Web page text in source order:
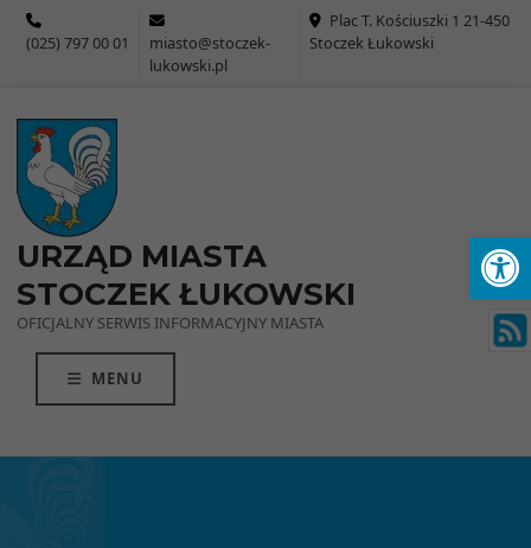
(025) 797 00 01
miasto@stoczek-
lukowski.pl
Plac T. Kościuszki 1 21-450
Stoczek Łukowski
URZĄD MIASTA
STOCZEK ŁUKOWSKI
OFICJALNY SERWIS INFORMACYJNY MIASTA
MENU